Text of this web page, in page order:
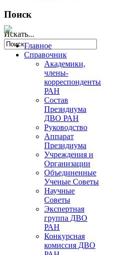
Поиск
Искать...
Главное
Справочник
Академики,
члены-
корреспонденты
РАН
Состав
Президиума
ДВО РАН
Руководство
Аппарат
Президиума
Учреждения и
Организации
Объединенные
Ученые Советы
Научные
Советы
Экспертная
группа ДВО
РАН
Конкурсная
комиссия ДВО